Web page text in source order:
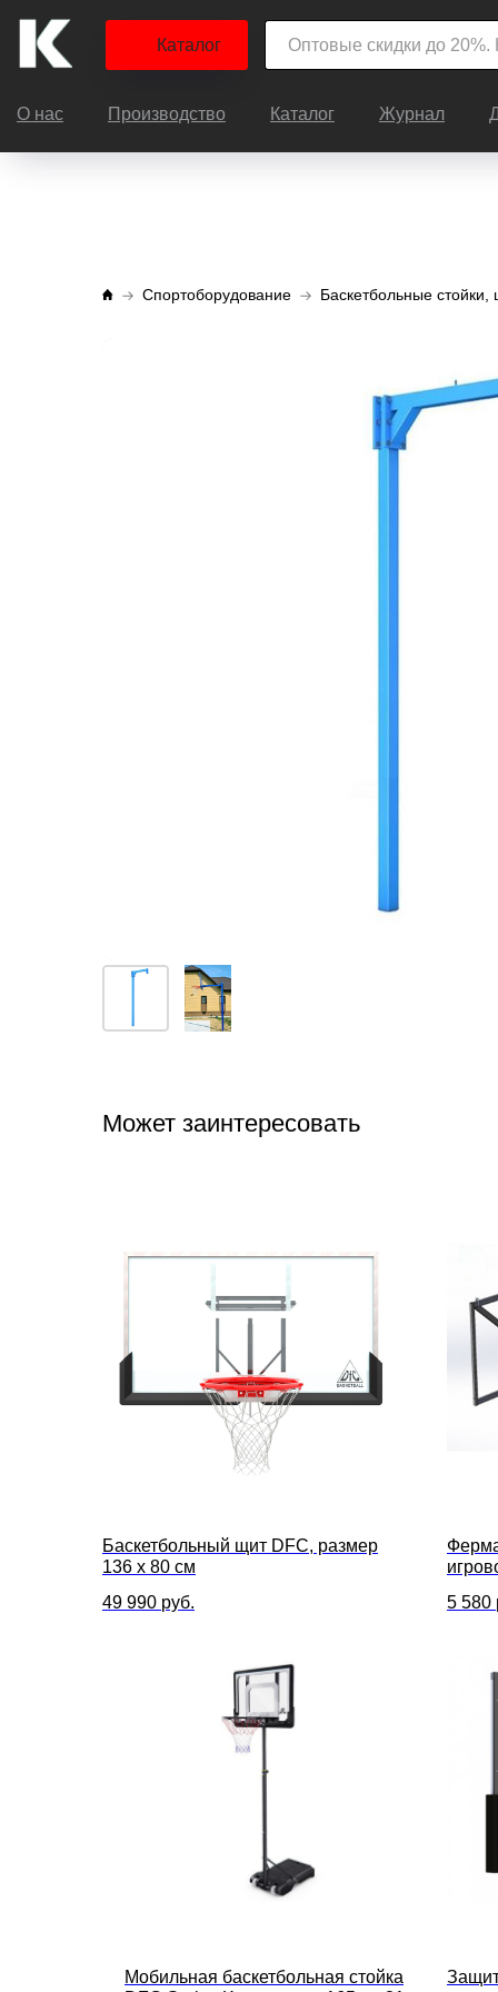
Каталог
О нас Производство Каталог Журнал
Спортоборудование
Может заинтересовать
Баскетбольный щит DFC, размер
136 x 80 см
49 990 руб.
5 580
Мобильная баскетбольная стойка